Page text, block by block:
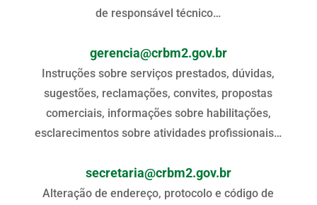
de responsável técnico…
gerencia@crbm2.gov.br
Instruções sobre serviços prestados, dúvidas,
sugestões, reclamações, convites, propostas
comerciais, informações sobre habilitações,
esclarecimentos sobre atividades profissionais…
secretaria@crbm2.gov.br
Alteração de endereço, protocolo e código de